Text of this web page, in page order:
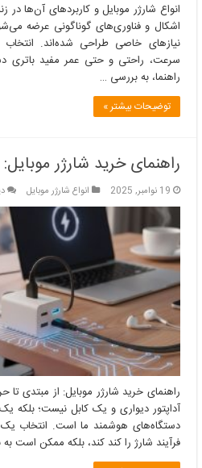
انواع شارژر موبایل و کاربردهای آن‌ها در
اشکال و فناوری‌های گوناگونی عرضه
نیازهای خاصی طراحی شده‌اند.
سرعت، راحتی و حتی عمر مفید باتری
راهنما، به بررسی …
توضیحات بیشتر »
راهنمای خرید شارژر
19 نوامبر, 2025 انواع شارژر موبایل
راهنمای خرید شارژر موبایل: از مبتدی تا
آداپتور دیواری و یک کابل نیست؛ بلکه
دستگاه‌های هوشمند ما است. انتخاب یک
فرآیند شارژ را کند کند، بلکه ممکن است